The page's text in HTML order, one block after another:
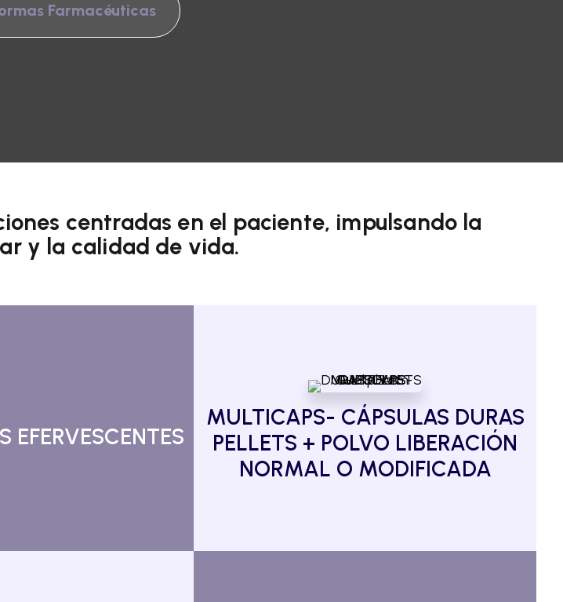
Farmacéuticas
centradas en el paciente, impulsando la
y la calidad de vida.
EFERVESCENTES
MULTICAPS- CÁPSULAS DURAS
PELLETS + POLVO LIBERACIÓN
NORMAL O MODIFICADA